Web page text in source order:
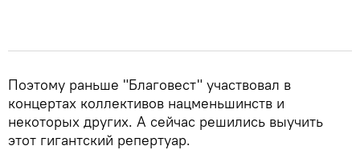
Поэтому раньше "Благовест" участвовал в
концертах коллективов нацменьшинств и
некоторых других. А сейчас решились выучить
этот гигантский репертуар.